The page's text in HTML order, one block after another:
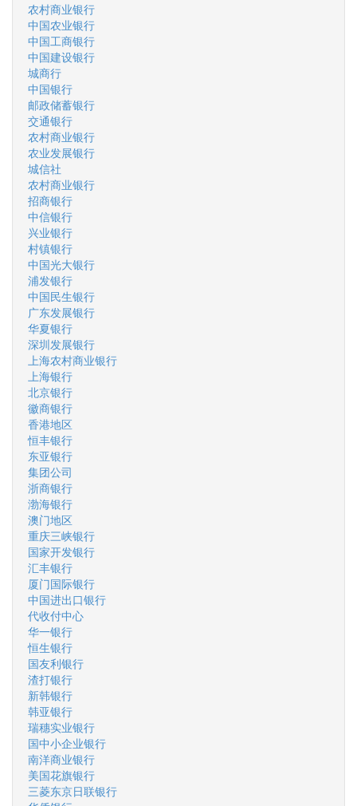
农村商业银行
中国农业银行
中国工商银行
中国建设银行
城商行
中国银行
邮政储蓄银行
交通银行
农村商业银行
农业发展银行
城信社
农村商业银行
招商银行
中信银行
兴业银行
村镇银行
中国光大银行
浦发银行
中国民生银行
广东发展银行
华夏银行
深圳发展银行
上海农村商业银行
上海银行
北京银行
徽商银行
香港地区
恒丰银行
东亚银行
集团公司
浙商银行
渤海银行
澳门地区
重庆三峡银行
国家开发银行
汇丰银行
厦门国际银行
中国进出口银行
代收付中心
华一银行
恒生银行
国友利银行
渣打银行
新韩银行
韩亚银行
瑞穗实业银行
国中小企业银行
南洋商业银行
美国花旗银行
三菱东京日联银行